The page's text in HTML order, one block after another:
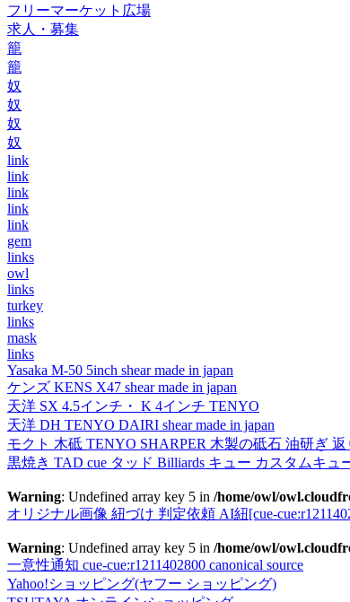
フリーマーケット広場
求人・募集
籠
籠
奴
奴
奴
奴
link
link
link
link
link
gem
links
owl
links
turkey
links
mask
links
Yasaka M-50 5inch shear made in japan
ケンズ KENS X47 shear made in japan
天洋 SX 4.5インチ・ K 4インチ TENYO
天洋 DH TENYO DAIRI shear made in japan
モクト 木砥 TENYO SHARPER 木製の砥石 油研ぎ 返
黒焼き TAD cue タッド Billiards キュー カスタムキュ
Warning: Undefined array key 5 in /home/owl/
オリジナル画像 紐づけ 判定依頼 AI紐[cue-
Warning: Undefined array key 5 in /home/owl/
一意性通知 cue-cue:r1211402800 canonical source
Yahoo!ショッピング(ヤフー ショッピング)